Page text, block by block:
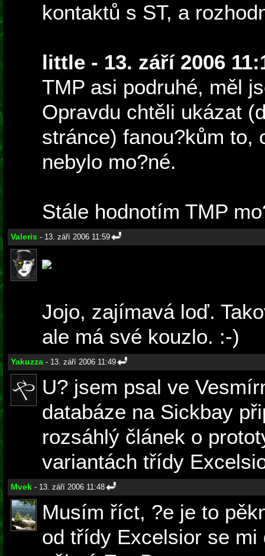
kontaktů s ST, a
little - 13. září 2006
TMP asi podruhé, měl
Opravdu chtěli ukázat
stránce) fanou?kům to,
nebylo mo?né.
Stále hodnotím TMP
Valeris - 13. září 2006 11:59
Jojo, zajímavá loď.
ale má své kouzlo. :-)
Yakuzza - 13. září 2006 11:49
U? jsem psal ve
databáze na Sickbay
rozsáhlý článek o
variantách třídy
Mvek - 13. září 2006 11:48
Musím říct, ?e je to
od třídy Excelsior se mi